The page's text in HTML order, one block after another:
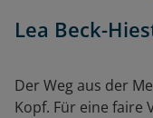
Lea Beck-
Der Weg aus der
Kopf. Für eine faire